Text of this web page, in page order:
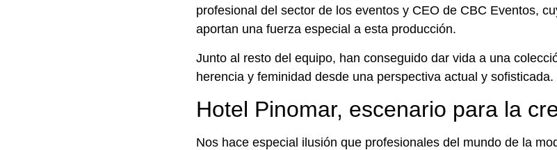
profesional del sector de los eventos y CEO de CBC Eventos,
aportan una fuerza especial a esta producción.
Junto al resto del equipo, han conseguido dar vida a una
herencia y feminidad desde una perspectiva actual y sofisticada.
Hotel Pinomar, escenario para la
Nos hace especial ilusión que profesionales del mundo de la